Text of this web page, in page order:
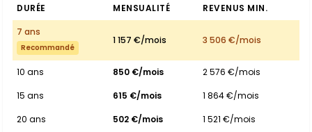
DURÉE MENSUALITÉ
REVENUS MIN.
7 ans
Recommandé
1 157 €/mois 3 506 €/mois
10 ans 850 €/mois
2 576 €/mois
15 ans
615 €/mois
1 864 €/mois
20 ans
502 €/mois
1 521 €/mois